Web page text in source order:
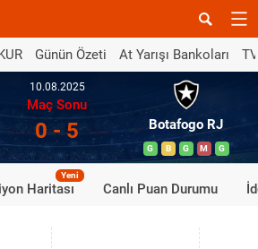
Günün Özeti At Yarışı Bankoları
10.08.2025
Maç Sonu
0 - 5 Botafogo RJ
G B G M G
Haritası
Yeni
Canlı Puan Durumu